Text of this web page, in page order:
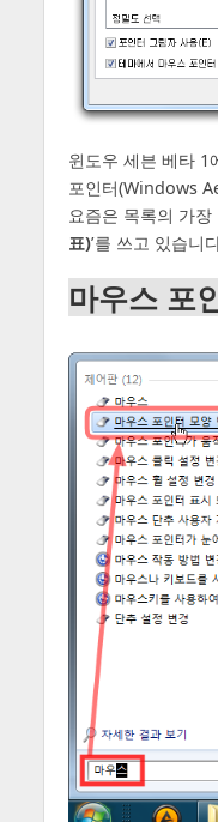
윈도우 세븐 베타 1
포인터(Windows
요즘은 목록의 가장
표)’를 쓰고 있습니
마우스 포